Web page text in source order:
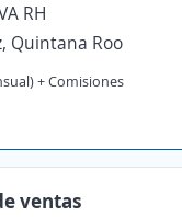
RH
Quintana Roo
+ Comisiones
ventas